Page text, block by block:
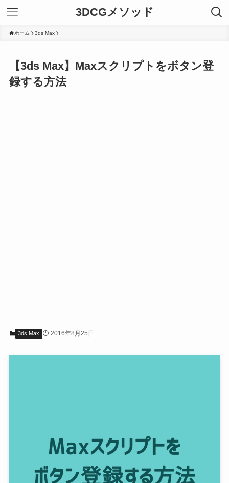
3DCGメソッド
ホーム 3ds Max
【3ds Max】Maxスクリプトをボタン登
録する方法
3ds Max 2016年8月25日